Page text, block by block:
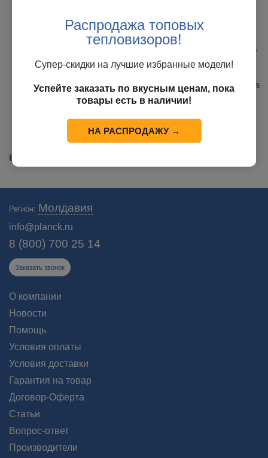
HZ8309Z-LC
В наличии у поставщика
Видеокамера KT&C ATC-
HZ8640T-LTA
В наличии у поставщика
Вернуться
Регион: Молдавия
info@planck.ru
8 (800) 700 25 14
Заказать звонок
О компании
Новости
Помощь
Условия оплаты
Условия доставки
Гарантия на товар
Договор-Оферта
Статьи
Вопрос-ответ
Производители
Распродажа топовых
тепловизоров!
Супер-скидки на лучшие избранные модели!
Успейте заказать по вкусным ценам, пока
товары есть в наличии!
НА РАСПРОДАЖУ →